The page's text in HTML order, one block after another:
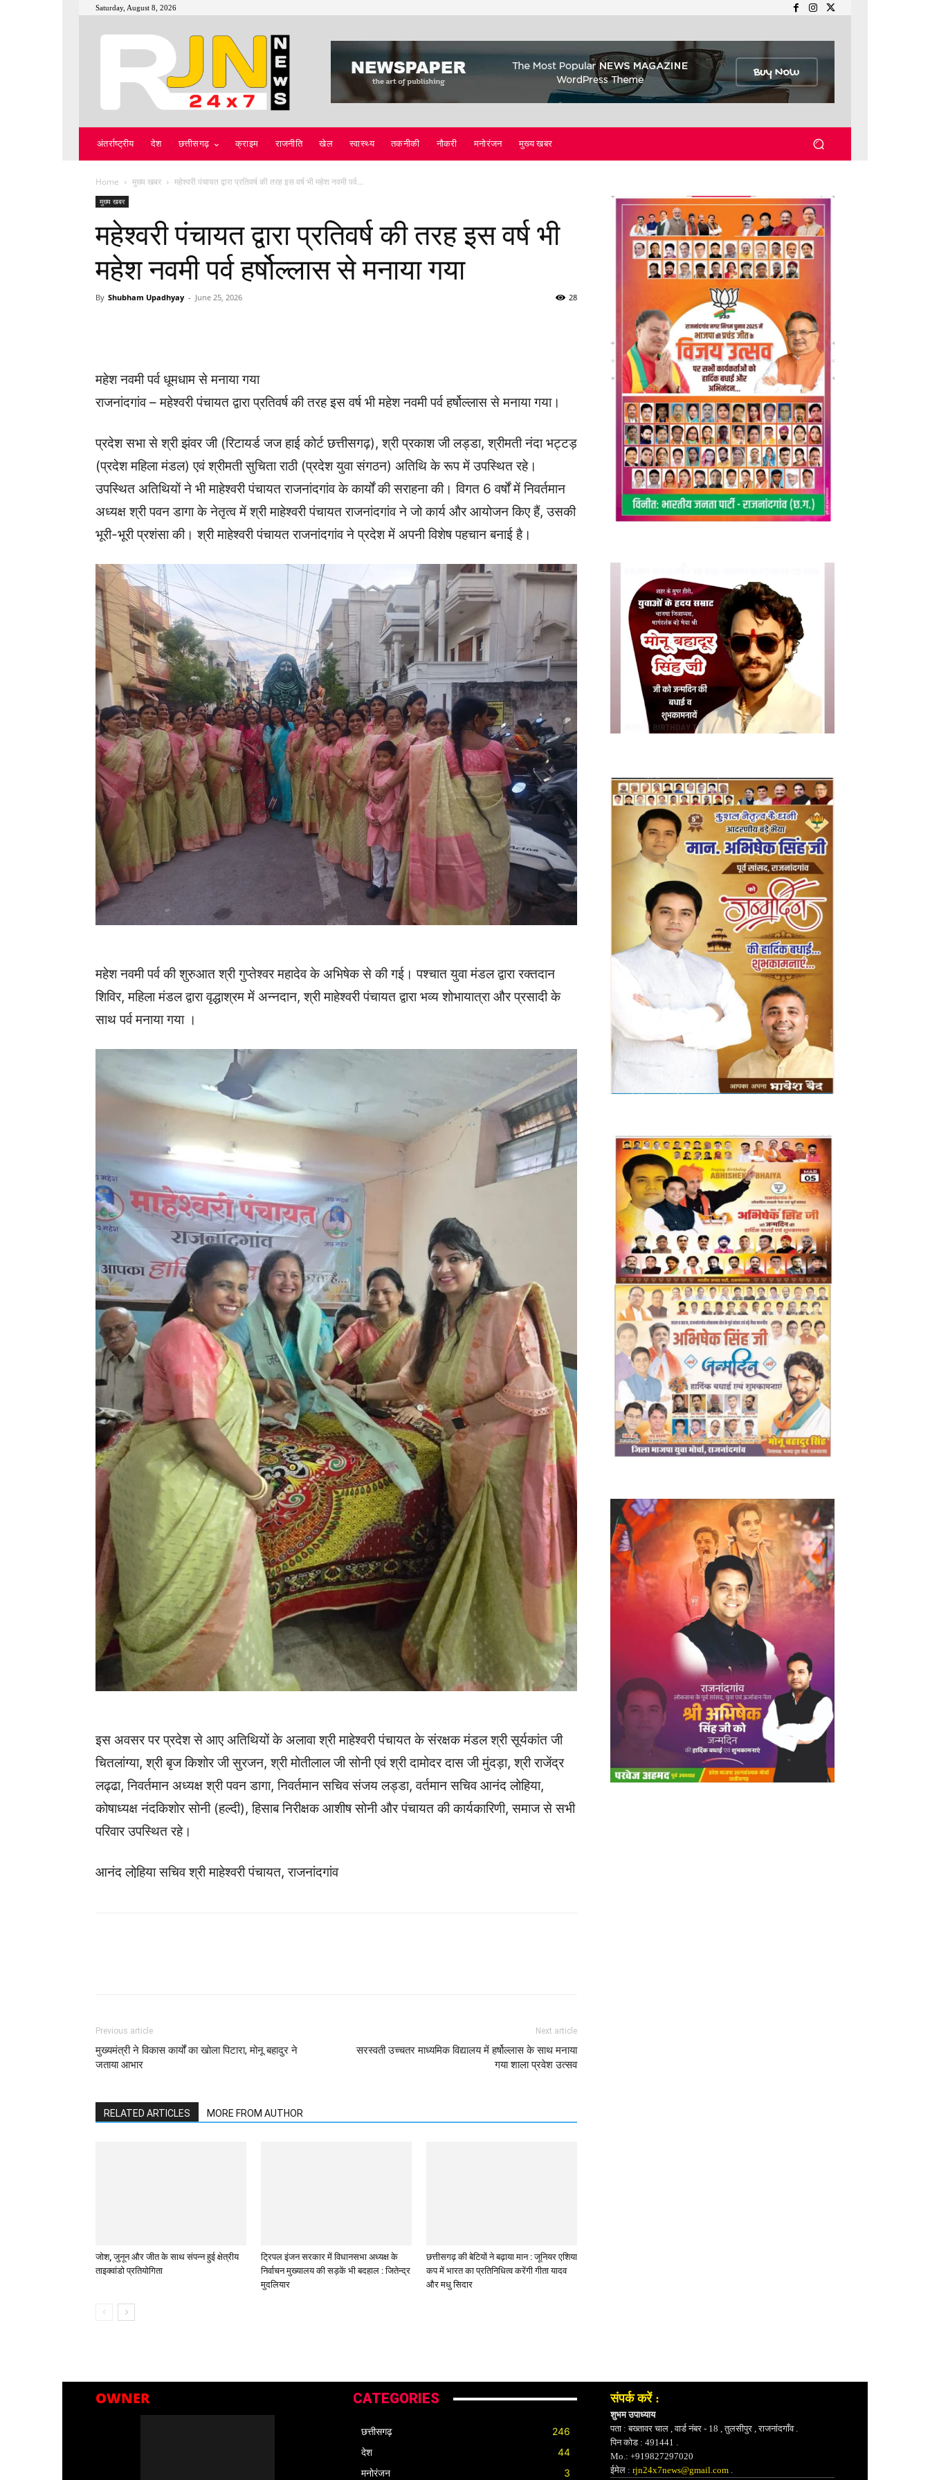
Saturday, August 8, 2026
अंतर्राष्ट्रीय देश छत्तीसगढ़ क्राइम राजनीति खेल स्वास्थ्य तकनीकी नौकरी मनोरंजन मुख्य खबर
Home मुख्य खबर महेश्वरी पंचायत द्वारा प्रतिवर्ष की तरह इस वर्ष भी महेश नवमी पर्व...
मुख्य खबर
महेश्वरी पंचायत द्वारा प्रतिवर्ष की तरह इस वर्ष भी
महेश नवमी पर्व हर्षोल्लास से मनाया गया
By Shubham Upadhyay - June 25, 2026 28
महेश नवमी पर्व धूमधाम से मनाया गया
राजनांदगांव – महेश्वरी पंचायत द्वारा प्रतिवर्ष की तरह इस वर्ष भी महेश नवमी पर्व हर्षोल्लास से मनाया गया।
प्रदेश सभा से श्री झंवर जी (रिटायर्ड जज हाई कोर्ट छत्तीसगढ़), श्री प्रकाश जी लड्डा, श्रीमती नंदा भट्टड़
(प्रदेश महिला मंडल) एवं श्रीमती सुचिता राठी (प्रदेश युवा संगठन) अतिथि के रूप में उपस्थित रहे।
उपस्थित अतिथियों ने भी माहेश्वरी पंचायत राजनांदगांव के कार्यों की सराहना की। विगत 6 वर्षों में निवर्तमान
अध्यक्ष श्री पवन डागा के नेतृत्व में श्री माहेश्वरी पंचायत राजनांदगांव ने जो कार्य और आयोजन किए हैं, उसकी
भूरी-भूरी प्रशंसा की। श्री माहेश्वरी पंचायत राजनांदगांव ने प्रदेश में अपनी विशेष पहचान बनाई है।
महेश नवमी पर्व की शुरुआत श्री गुप्तेश्वर महादेव के अभिषेक से की गई। पश्चात युवा मंडल द्वारा रक्तदान
शिविर, महिला मंडल द्वारा वृद्धाश्रम में अन्नदान, श्री माहेश्वरी पंचायत द्वारा भव्य शोभायात्रा और प्रसादी के
साथ पर्व मनाया गया ।
इस अवसर पर प्रदेश से आए अतिथियों के अलावा श्री माहेश्वरी पंचायत के संरक्षक मंडल श्री सूर्यकांत जी
चितलांग्या, श्री बृज किशोर जी सुरजन, श्री मोतीलाल जी सोनी एवं श्री दामोदर दास जी मुंदड़ा, श्री राजेंद्र
लढ्ढा, निवर्तमान अध्यक्ष श्री पवन डागा, निवर्तमान सचिव संजय लड्डा, वर्तमान सचिव आनंद लोहिया,
कोषाध्यक्ष नंदकिशोर सोनी (हल्दी), हिसाब निरीक्षक आशीष सोनी और पंचायत की कार्यकारिणी, समाज से सभी
परिवार उपस्थित रहे।
आनंद लोहि़या सचिव श्री माहेश्वरी पंचायत, राजनांदगांव
Previous article
मुख्यमंत्री ने विकास कार्यों का खोला पिटारा, मोनू बहादुर ने
जताया आभार
Next article
सरस्वती उच्चतर माध्यमिक विद्यालय में हर्षोल्लास के साथ मनाया
गया शाला प्रवेश उत्सव
RELATED ARTICLES MORE FROM AUTHOR
जोश, जुनून और जीत के साथ संपन्न हुई क्षेत्रीय
ताइक्वांडो प्रतियोगिता
ट्रिपल इंजन सरकार में विधानसभा अध्यक्ष के
निर्वाचन मुख्यालय की सड़कें भी बदहाल : जितेन्द्र
मुदलियार
छत्तीसगढ़ की बेटियों ने बढ़ाया मान : जूनियर एशिया
कप में भारत का प्रतिनिधित्व करेंगी गीता यादव
और मधु सिदार
OWNER CATEGORIES
छत्तीसगढ़
246
देश
44
मनोरंजन
3
संपर्क करें :
शुभम उपाध्याय
पता : बख्तावर चाल , वार्ड नंबर - 18 , तुलसीपुर , राजनांदगाँव .
पिन कोड : 491441 .
Mo.: +919827297020
ईमेल : rjn24x7news@gmail.com .